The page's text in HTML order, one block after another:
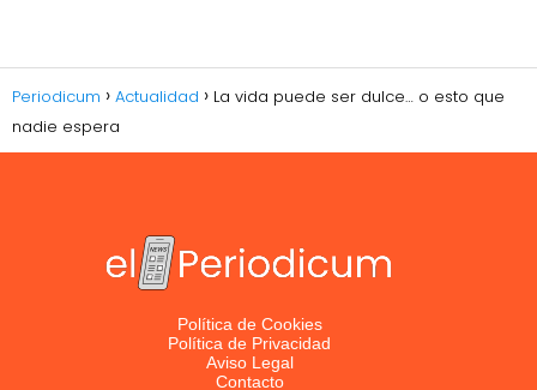
Periodicum Actualidad
La vida puede ser dulce… o esto que
nadie espera
Política de Cookies
Política de Privacidad
Aviso Legal
Contacto